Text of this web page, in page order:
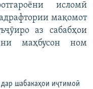
исломӣ
мақомот
аз сабабҳои
маҳбусон ном
шабакаҳои иҷтимоӣ